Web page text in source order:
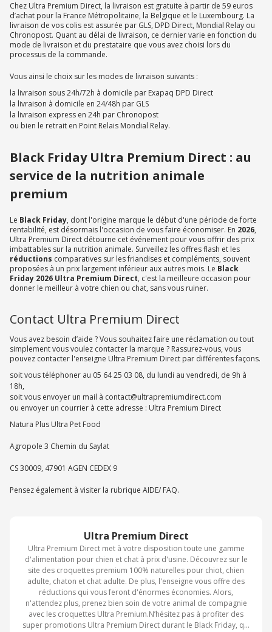
Ultra Premium Direct
Ultra Premium Direct met à votre disposition toute une gamme
d'alimentation pour chien et chat à prix d'usine. Découvrez sur le
site des croquettes premium 100% naturelles pour chiot, chien
adulte, chaton et chat adulte. De plus, l'enseigne vous offre des
réductions qui vous feront d'énormes économies. Alors,
n'attendez plus, prenez bien soin de votre animal de compagnie
avec les croquettes Ultra Premium.N’hésitez pas à profiter des
super promotions Ultra Premium Direct durant le Black Friday, qui
Chez Ultra Premium Direct, la livraison est gratuite à partir de 59 euros
d’achat pour la France Métropolitaine, la Belgique et le Luxembourg. La
livraison de vos colis est assurée par GLS, DPD Direct, Mondial Relay ou
Chronopost. Quant au délai de livraison, ce dernier varie en fonction du
mode de livraison et du prestataire que vous avez choisi lors du
processus de la commande.
Vous ainsi le choix sur les modes de livraison suivants :
la livraison sous 24h/72h à domicile par Exapaq DPD Direct
la livraison à domicile en 24/48h par GLS
la livraison express en 24h par Chronopost
ou bien le retrait en Point Relais Mondial Relay.
Black Friday Ultra Premium Direct : au
service de la nutrition animale
premium
Le Black Friday, dont l'origine marque le début d'une période de forte
rentabilité, est désormais l'occasion de vous faire économiser. En 2026,
Ultra Premium Direct détourne cet événement pour vous offrir des prix
imbattables sur la nutrition animale. Surveillez les offres flash et les
réductions comparatives sur les friandises et compléments, souvent
proposées à un prix largement inférieur aux autres mois. Le Black
Friday 2026 Ultra Premium Direct, c'est la meilleure occasion pour
donner le meilleur à votre chien ou chat, sans vous ruiner.
Contact Ultra Premium Direct
Vous avez besoin d’aide ? Vous souhaitez faire une réclamation ou tout
simplement vous voulez contacter la marque ? Rassurez-vous, vous
pouvez contacter l'enseigne Ultra Premium Direct par différentes façons.
soit vous téléphoner au 05 64 25 03 08, du lundi au vendredi, de 9h à
18h,
soit vous envoyer un mail à contact@ultrapremiumdirect.com
ou envoyer un courrier à cette adresse : Ultra Premium Direct
Natura Plus Ultra Pet Food
Agropole 3 Chemin du Saylat
CS 30009, 47901 AGEN CEDEX 9
Pensez également à visiter la rubrique AIDE/ FAQ.